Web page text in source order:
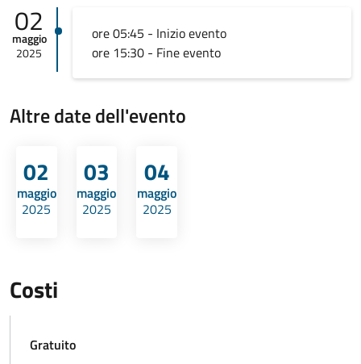
02
maggio
2025
ore 05:45 - Inizio evento
ore 15:30 - Fine evento
Altre date dell'evento
02
maggio
2025
03
maggio
2025
04
maggio
2025
Costi
Gratuito